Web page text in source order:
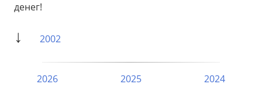
денег!
↓ 2002
2026 2025
2024